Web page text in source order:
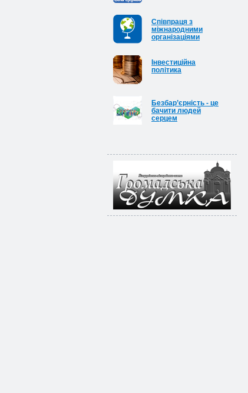
Співпраця з
міжнародними
організаціями
Інвестиційна
політика
Безбар’єрність - це
бачити людей
серцем